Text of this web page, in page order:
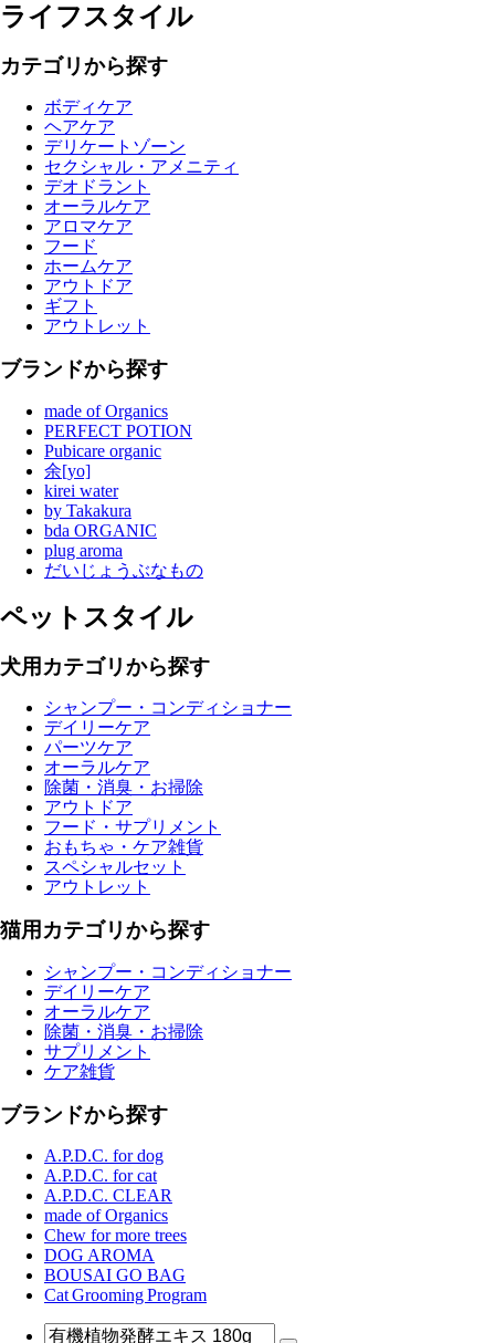
ライフスタイル
カテゴリから探す
ボディケア
ヘアケア
デリケートゾーン
セクシャル・アメニティ
デオドラント
オーラルケア
アロマケア
フード
ホームケア
アウトドア
ギフト
アウトレット
ブランドから探す
made of Organics
PERFECT POTION
Pubicare organic
余[yo]
kirei water
by Takakura
bda ORGANIC
plug aroma
だいじょうぶなもの
ペットスタイル
犬用カテゴリから探す
シャンプー・コンディショナー
デイリーケア
パーツケア
オーラルケア
除菌・消臭・お掃除
アウトドア
フード・サプリメント
おもちゃ・ケア雑貨
スペシャルセット
アウトレット
猫用カテゴリから探す
シャンプー・コンディショナー
デイリーケア
オーラルケア
除菌・消臭・お掃除
サプリメント
ケア雑貨
ブランドから探す
A.P.D.C. for dog
A.P.D.C. for cat
A.P.D.C. CLEAR
made of Organics
Chew for more trees
DOG AROMA
BOUSAI GO BAG
Cat Grooming Program